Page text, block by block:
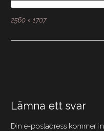
Full
2560 × 1707
Lämna ett svar
Din e-postadress kommer